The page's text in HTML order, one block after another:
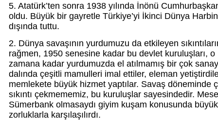
5. Atatürk’ten sonra 1938 yılında İnönü
oldu. Büyük bir gayretle Türkiye’yi İkinci Dünya
dışında tuttu.
2. Dünya savaşının yurdumuzu da etkileyen
rağmen, 1950 senesine kadar bu devlet kuruluşları, o
zamana kadar yurdumuzda el atılmamış bir çok
dalında çeşitli mamulleri imal ettiler, eleman
memlekete büyük hizmet yaptılar. Savaş döneminde
sıkıntı çekmememiz, bu kuruluşlar sayesindedir.
Sümerbank olmasaydı giyim kuşam konusunda büyük
zorluklarla karşılaşılırdı.